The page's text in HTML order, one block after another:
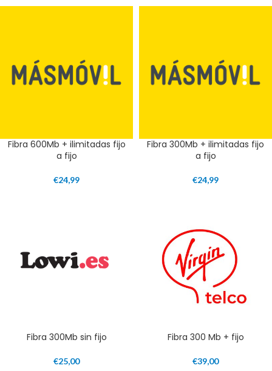
Fibra 600Mb + ilimitadas fijo
a fijo
€24,99
Fibra 300Mb + ilimitadas fijo
a fijo
€24,99
Fibra 300Mb sin fijo
€25,00
Fibra 300 Mb + fijo
€39,00